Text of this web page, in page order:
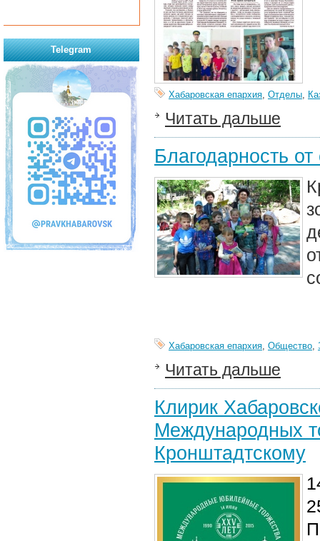
Хабаровская епархия, Отделы,
Читать дальше
Благодарность
Хабаровская епархия, Общество,
Читать дальше
Клирик
Международных
Кронштадтскому
Telegram